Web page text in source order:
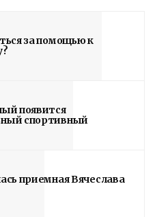
за помощью к
появится
спортивный
приемная Вячеслава